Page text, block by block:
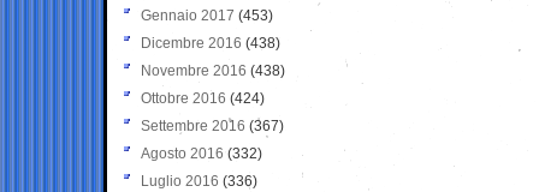
Gennaio 2017 (453)
Dicembre 2016 (438)
Novembre 2016 (438)
Ottobre 2016 (424)
Settembre 2016 (367)
Agosto 2016 (332)
Luglio 2016 (336)